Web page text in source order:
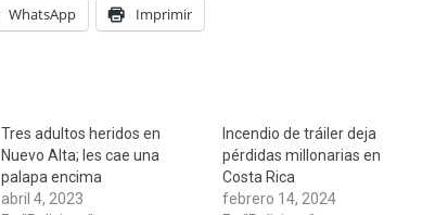
WhatsApp Imprimir
Tres adultos heridos en
Nuevo Alta; les cae una
palapa encima
abril 4, 2023
Incendio de tráiler deja
pérdidas millonarias en
Costa Rica
febrero 14, 2024